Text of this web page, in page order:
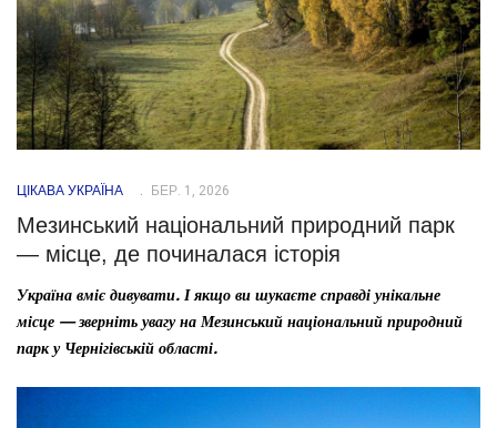
ЦІКАВА УКРАЇНА БЕР. 1, 2026
Мезинський національний природний парк
— місце, де починалася історія
Україна вміє дивувати. І якщо ви шукаєте справді унікальне
місце — зверніть увагу на Мезинський національний природний
парк у Чернігівській області.